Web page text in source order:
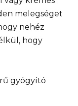
melegséget
nehéz
hogy
gyógyító